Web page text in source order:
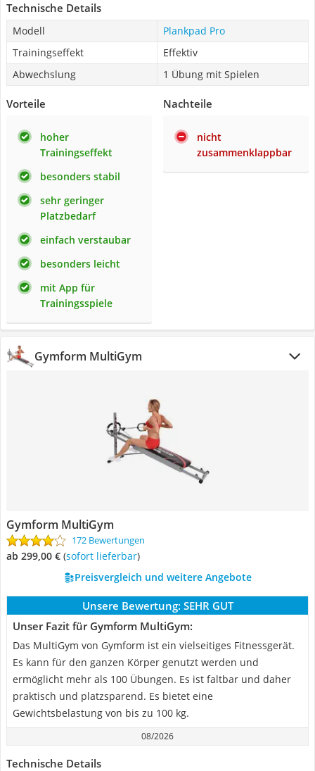
Technische Details
Modell
Plankpad Pro
Trainingseffekt
Effektiv
Abwechslung
1 Übung mit Spielen
Vorteile
hoher
Trainingseffekt
besonders stabil
sehr geringer
Platzbedarf
einfach verstaubar
besonders leicht
mit App für
Trainingsspiele
Nachteile
nicht
zusammenklappbar
Gymform MultiGym
Gymform MultiGym
172 Bewertungen
ab 299,00 € ( Sofort lieferbar)
Preisvergleich und weitere Angebote
Unsere Bewertung: SEHR GUT
Unser Fazit für Gymform MultiGym:
Das MultiGym von Gymform ist ein vielseitiges Fitnessgerät.
Es kann für den ganzen Körper genutzt werden und
ermöglicht mehr als 100 Übungen. Es ist faltbar und daher
praktisch und platzsparend. Es bietet eine
Gewichtsbelastung von bis zu 100 kg.
08/2026
Technische Details